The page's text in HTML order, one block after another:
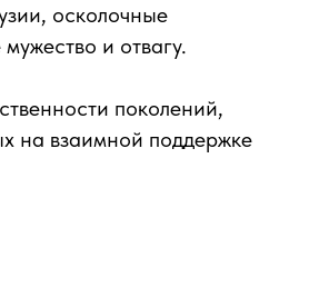
осколочные
и отвагу.
поколений,
на взаимной поддержке